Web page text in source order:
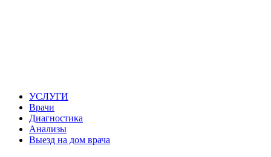
УСЛУГИ
Врачи
Диагностика
Анализы
Выезд на дом врача